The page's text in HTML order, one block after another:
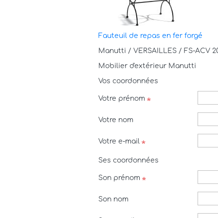
Fauteuil de repas en fer forgé
Manutti / VERSAILLES / FS-ACV
Mobilier d'extérieur Manutti
Vos coordonnées
Votre prénom
Votre nom
Votre e-mail
Ses coordonnées
Son prénom
Son nom